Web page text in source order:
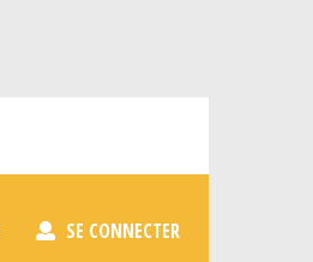
SE CONNECTER